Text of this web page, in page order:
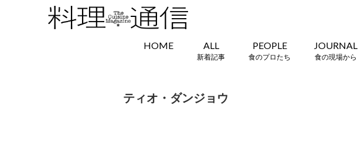
HOME ALL
新着記事
PEOPLE
食のプロたち
JOURNAL
食の現場から
ティオ・ダンジョウ